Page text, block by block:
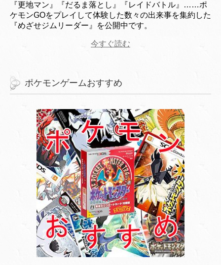
『更地マン』『だるま落とし』『レイドバトル』……ポ
ケモンGOをプレイして体験した数々の出来事を集約した
『めざせジムリーダー』を公開中です。
今すぐ読む
ポケモンゲームおすすめ